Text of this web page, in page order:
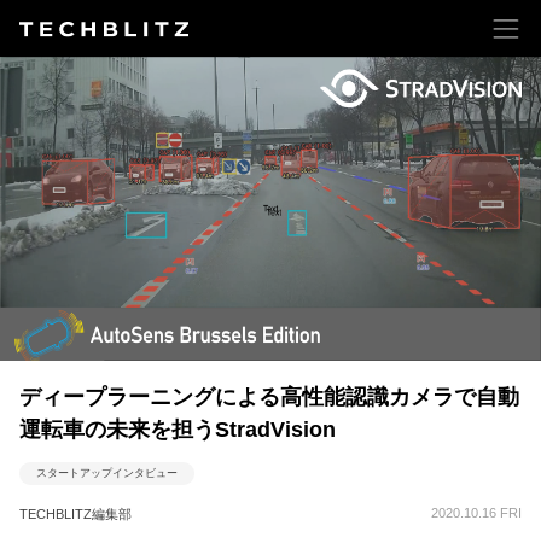
ディープラーニングによる高性能認識カメラで自動
運転車の未来を担うStradVision
スタートアップインタビュー
TECHBLITZ編集部 2020.10.16 FRI